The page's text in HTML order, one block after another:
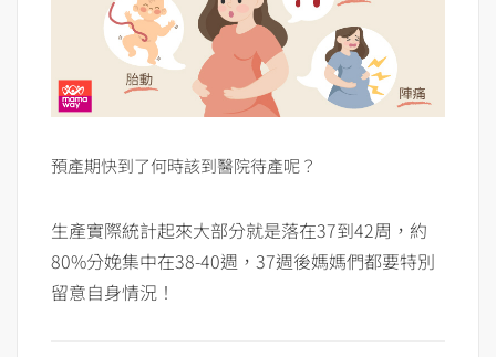
預產期快到了何時該到醫院待產呢？
生產實際統計起來大部分就是落在37到42周，約
80%分娩集中在38-40週，37週後媽媽們都要特別
留意自身情況！